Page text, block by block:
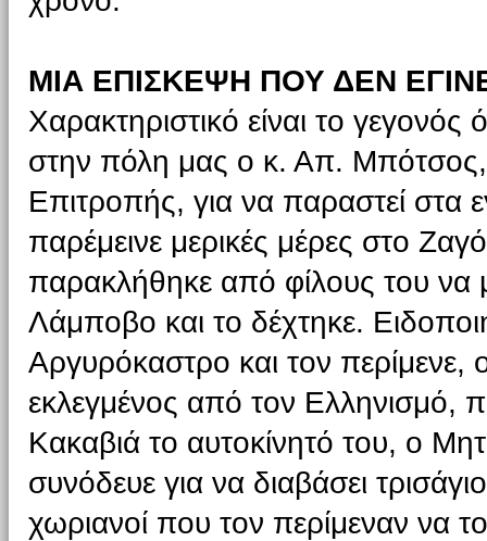
ΜΙΑ ΕΠΙΣΚΕΨΗ ΠΟΥ ΔΕΝ
Χαρακτηριστικό είναι το
στην πόλη μας ο κ. Απ. Μπότσος,
Επιτροπής, για να παραστεί στα
παρέμεινε μερικές μέρες στο
παρακλήθηκε από φίλους του να
Λάμποβο και το δέχτηκε.
Αργυρόκαστρο και τον
εκλεγμένος από τον Ελληνισμό,
Κακαβιά το αυτοκίνητό του, ο
συνόδευε για να διαβάσει
χωριανοί που τον περίμεναν να